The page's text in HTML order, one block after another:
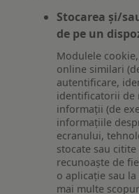
Stocarea și/
de pe un
Modulele
online similari
autentificare,
identificatorii de
informații (de
informațiile
ecranului,
stocate sau
recunoaște de
o aplicație sau
mai multe